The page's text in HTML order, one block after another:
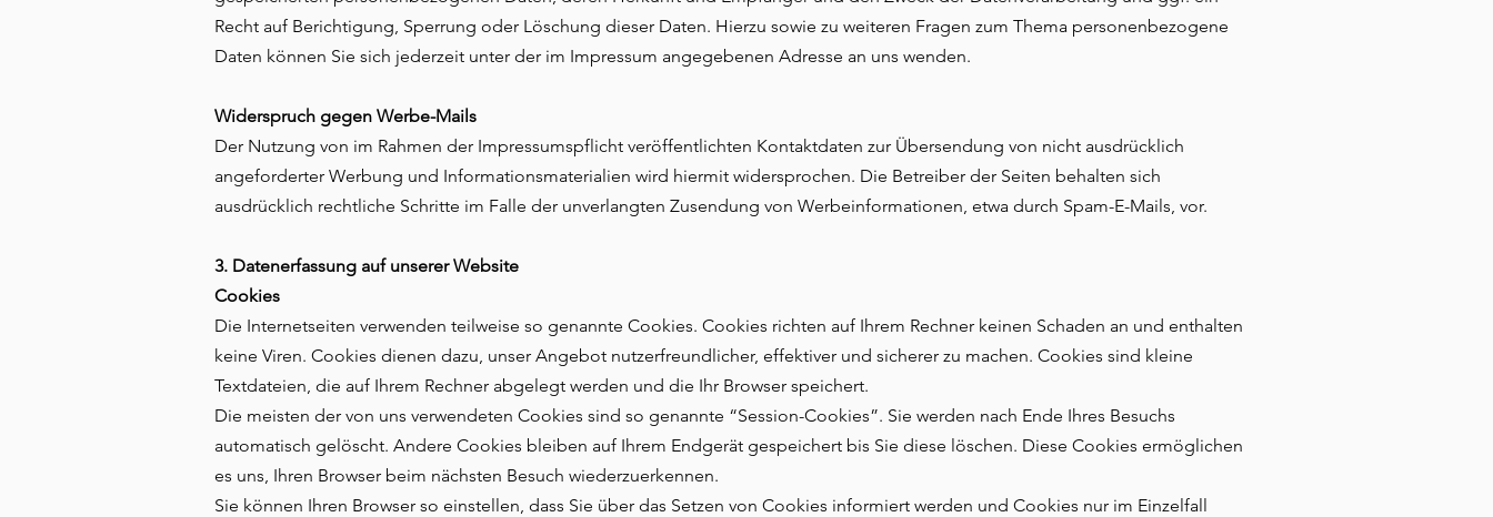
Recht auf Berichtigung, Sperrung oder Löschung dieser Daten. Hierzu sowie zu weiteren Fragen zum Thema personenbezogene
Daten können Sie sich jederzeit unter der im Impressum angegebenen Adresse an uns wenden.
Widerspruch gegen Werbe-Mails
Der Nutzung von im Rahmen der Impressumspflicht veröffentlichten Kontaktdaten zur Übersendung von nicht ausdrücklich
angeforderter Werbung und Informationsmaterialien wird hiermit widersprochen. Die Betreiber der Seiten behalten sich
ausdrücklich rechtliche Schritte im Falle der unverlangten Zusendung von Werbeinformationen, etwa durch Spam-E-Mails, vor.
3. Datenerfassung auf unserer Website
Cookies
Die Internetseiten verwenden teilweise so genannte Cookies. Cookies richten auf Ihrem Rechner keinen Schaden an und enthalten
keine Viren. Cookies dienen dazu, unser Angebot nutzerfreundlicher, effektiver und sicherer zu machen. Cookies sind kleine
Textdateien, die auf Ihrem Rechner abgelegt werden und die Ihr Browser speichert.
Die meisten der von uns verwendeten Cookies sind so genannte “Session-Cookies”. Sie werden nach Ende Ihres Besuchs
automatisch gelöscht. Andere Cookies bleiben auf Ihrem Endgerät gespeichert bis Sie diese löschen. Diese Cookies ermöglichen
es uns, Ihren Browser beim nächsten Besuch wiederzuerkennen.
Sie können Ihren Browser so einstellen, dass Sie über das Setzen von Cookies informiert werden und Cookies nur im Einzelfall